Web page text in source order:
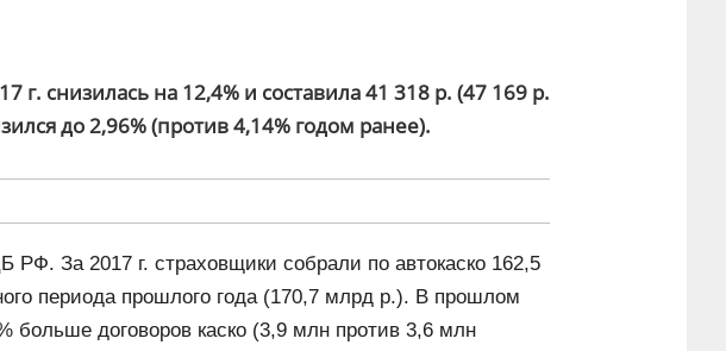
г. снизилась на 12,4% и составила 41 318 р. (47 169 р.
до 2,96% (против 4,14% годом ранее).
За 2017 г. страховщики собрали по автокаско 162,5
периода прошлого года (170,7 млрд р.). В прошлом
больше договоров каско (3,9 млн против 3,6 млн